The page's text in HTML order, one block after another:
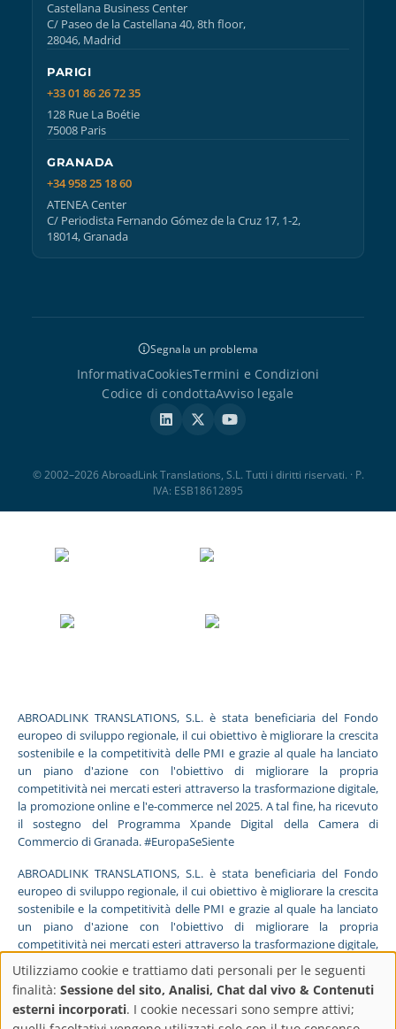
Castellana Business Center
C/ Paseo de la Castellana 40, 8th floor,
28046, Madrid
PARIGI
+33 01 86 26 72 35
128 Rue La Boétie
75008 Paris
GRANADA
+34 958 25 18 60
ATENEA Center
C/ Periodista Fernando Gómez de la Cruz 17, 1-2,
18014, Granada
Segnala un problema
InformativaCookiesTermini e Condizioni
Codice di condottaAvviso legale
© 2002–2026 AbroadLink Translations, S.L. Tutti i diritti riservati. · P.
IVA: ESB18612895
ABROADLINK TRANSLATIONS, S.L. è stata beneficiaria del Fondo
europeo di sviluppo regionale, il cui obiettivo è migliorare la crescita
sostenibile e la competitività delle PMI e grazie al quale ha lanciato
un piano d'azione con l'obiettivo di migliorare la propria
competitività nei mercati esteri attraverso la trasformazione digitale,
la promozione online e l'e-commerce nel 2025. A tal fine, ha ricevuto
il sostegno del Programma Xpande Digital della Camera di
Commercio di Granada. #EuropaSeSiente
ABROADLINK TRANSLATIONS, S.L. è stata beneficiaria del Fondo
europeo di sviluppo regionale, il cui obiettivo è migliorare la crescita
sostenibile e la competitività delle PMI e grazie al quale ha lanciato
un piano d'azione con l'obiettivo di migliorare la propria
competitività nei mercati esteri attraverso la trasformazione digitale,
il sostegno del Programma Pyme Digital della Camera di Commercio
di Granada. #EuropaSeSiente
Impostazioni
Utilizziamo cookie e trattiamo dati personali per le seguenti
finalità: Sessione del sito, Analisi, Chat dal vivo & Contenuti
esterni incorporati. I cookie necessari sono sempre attivi;